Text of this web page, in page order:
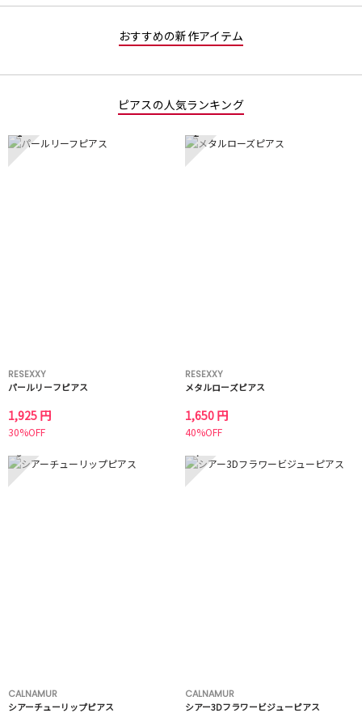
おすすめの新作アイテム
ピアスの人気ランキング
1
RESEXXY
パールリーフピアス
1,925 円
30%OFF
2
RESEXXY
メタルローズピアス
1,650 円
40%OFF
3
CALNAMUR
シアーチューリップピアス
4
CALNAMUR
シアー3Dフラワービジューピアス